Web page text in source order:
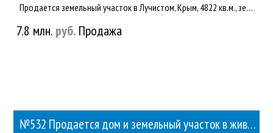
Продается земельный участок в Лучистом, Крым, 4822 кв.м., земли населенных пунктов, ИЖС, адрес, рядом проходит...
7.8 млн. руб. Продажа
№532 Продается дом и земельный участок в живописном месте Киева